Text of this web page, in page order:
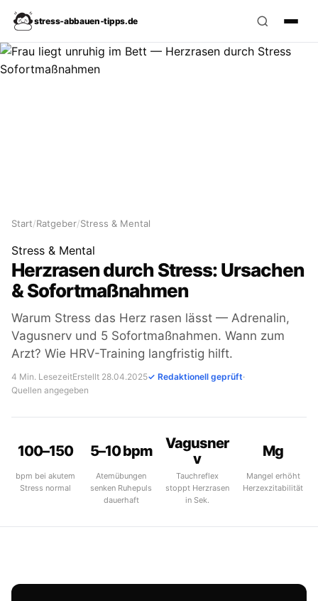
stress‑abbauen‑tipps.de
Start/Ratgeber/Stress & Mental
Stress & Mental
Herzrasen durch Stress: Ursachen
& Sofortmaßnahmen
Warum Stress das Herz rasen lässt — Adrenalin,
Vagusnerv und 5 Sofortmaßnahmen. Wann zum
Arzt? Wie HRV-Training langfristig hilft.
4 Min. LesezeitErstellt 28.04.2025✓ Redaktionell geprüft·
Quellen angegeben
100–150
bpm bei akutem
Stress normal
5–10 bpm
Atemübungen
senken Ruhepuls
dauerhaft
Vagusner
v
Tauchreflex
stoppt Herzrasen
in Sek.
Mg
Mangel erhöht
Herzexzitabilität